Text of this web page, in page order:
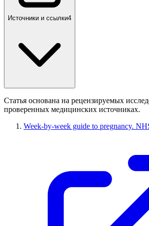
Источники и ссылки4
Статья основана на рецензируемых
проверенных медицинских источниках.
Week-by-week guide to pregnancy.